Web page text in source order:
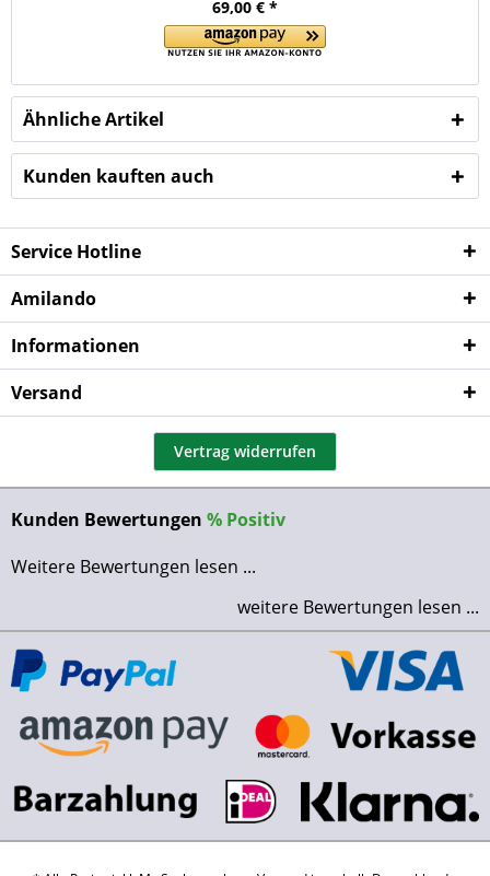
69,00 € *
Ähnliche Artikel
Kunden kauften auch
Service Hotline
Amilando
Informationen
Versand
Vertrag widerrufen
Kunden Bewertungen % Positiv
Weitere Bewertungen lesen ...
weitere Bewertungen lesen ...